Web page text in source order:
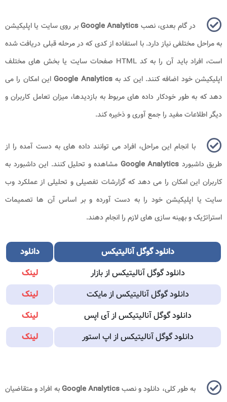
در گام بعدی، نصب Google Analyticsبر روی سایت یا اپلیکیشن
به مراحل مختلفی نیاز دارد. با استفاده از کدی که در مرحله قبلی دریافت شده
است، افراد باید آن را به کد HTML صفحات سایت یا بخش های مختلف
اپلیکیشن خود اضافه کنند. این کد بهGoogle Analytics این امکان را می
دهد که به طور خودکار داده های مربوط به بازدیدها، میزان تعامل کاربران و
دیگر اطلاعات مفید را جمع آوری و ذخیره کند.
با انجام این مراحل، افراد می توانند داده های به دست آمده را از
طریق داشبورد
مشاهده و تحلیل کنند. این داشبورد به
کاربران این امکان را می دهد که گزارشات تفصیلی و تحلیلی از عملکرد وب
سایت یا اپلیکیشن خود را به دست آورده و بر اساس آن ها تصمیمات
استراتژیک و بهینه سازی های لازم را انجام دهند.
دانلود گوگل آنالیتیکس
دانلود
دانلود گوگل آنالیتیکس از بازار
لینک
دانلود گوگل آنالیتیکس از مایکت
لینک
دانلود گوگل آنالیتیکس از آی اپس
لینک
دانلود گوگل آنالیتیکس از اپ استور
لینک
به طور کلی، دانلود و نصبGoogle Analytics
به افراد و متقاضیان